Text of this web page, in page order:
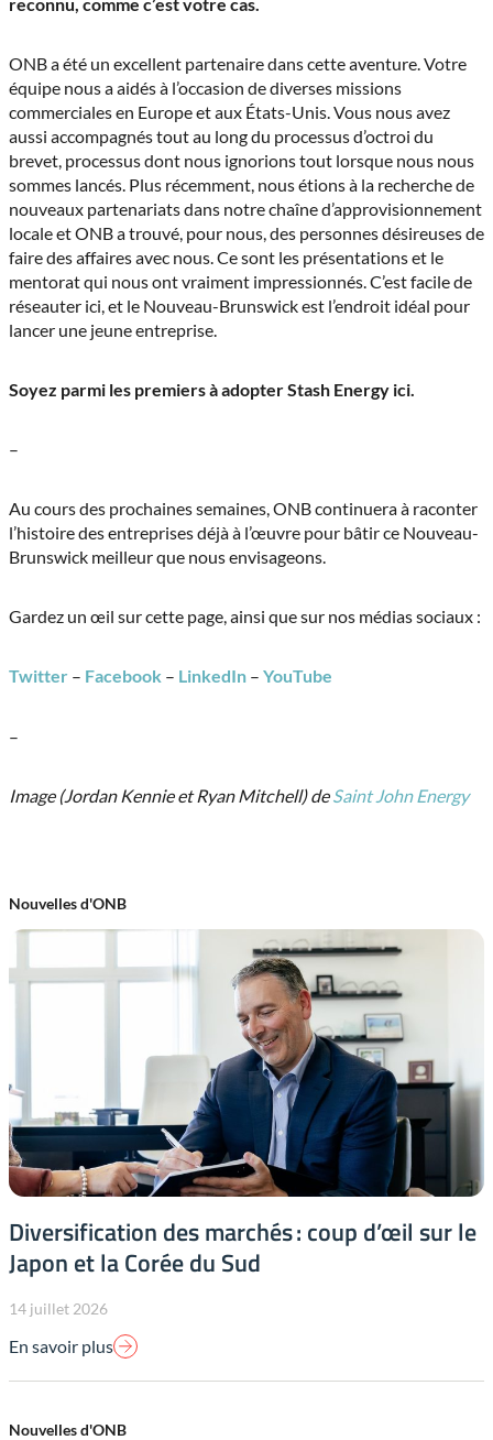
ONB a été un excellent partenaire dans cette aventure. Votre
équipe nous a aidés à l’occasion de diverses missions
commerciales en Europe et aux États-Unis. Vous nous avez
aussi accompagnés tout au long du processus d’octroi du
brevet, processus dont nous ignorions tout lorsque nous nous
sommes lancés. Plus récemment, nous étions à la recherche de
nouveaux partenariats dans notre chaîne d’approvisionnement
locale et ONB a trouvé, pour nous, des personnes désireuses de
faire des affaires avec nous. Ce sont les présentations et le
mentorat qui nous ont vraiment impressionnés. C’est facile de
réseauter ici, et le Nouveau-Brunswick est l’endroit idéal pour
lancer une jeune entreprise.
Soyez parmi les premiers à adopter Stash Energy ici.
–
Au cours des prochaines semaines, ONB continuera à raconter
l’histoire des entreprises déjà à l’œuvre pour bâtir ce Nouveau-
Brunswick meilleur que nous envisageons.
Gardez un œil sur cette page, ainsi que sur nos médias sociaux :
Twitter – Facebook – LinkedIn – YouTube
–
Image (Jordan Kennie et Ryan Mitchell) de Saint John Energy
Nouvelles d'ONB
Diversification des marchés : coup d’œil sur le
Japon et la Corée du Sud
14 juillet 2026
En savoir plus
Nouvelles d'ONB